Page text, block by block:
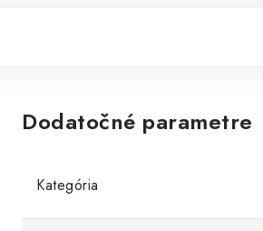
Dodatočné parametre
Kategória